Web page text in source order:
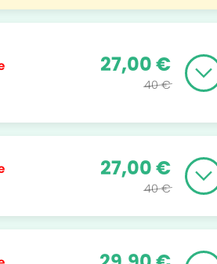
27,00 €
40 €
27,00 €
40 €